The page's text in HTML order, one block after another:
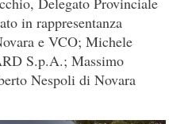
in rappresentanza
e VCO; Michele
S.p.A.; Massimo
Nespoli di Novara